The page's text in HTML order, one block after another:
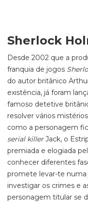
Sherlock
Desde 2002 que a
franquia de jogos
do autor britânico
existência, já foram
famoso detetive
resolver vários
como a personagem
serial killerJack, o
premiada e elogiada
conhecer diferentes
promete levar-te
investigar os crimes e
personagem titular se